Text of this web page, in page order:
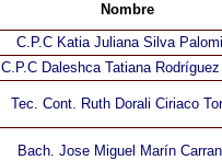
Nombre
C.P.C Katia Juliana Silva
C.P.C Daleshca Tatiana
Tec. Cont. Ruth Dorali Ciriaco
Bach. Jose Miguel Marín